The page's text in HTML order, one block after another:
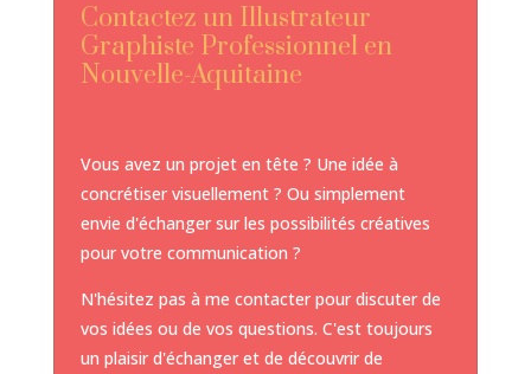
Contactez un Illustrateur
Graphiste Professionnel en
Nouvelle-Aquitaine
Vous avez un projet en tête ? Une idée à
concrétiser visuellement ? Ou simplement
envie d'échanger sur les possibilités créatives
pour votre communication ?
N'hésitez pas à me contacter pour discuter de
vos idées ou de vos questions. C'est toujours
un plaisir d'échanger et de découvrir de